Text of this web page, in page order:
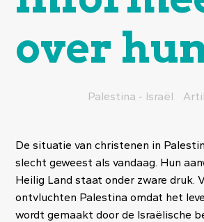
over
Palestina - Israël
De situatie van christenen in
slecht geweest als vandaag. Hun
Heilig Land staat onder zware druk.
ontvluchten Palestina omdat het
wordt gemaakt door de Israëlische